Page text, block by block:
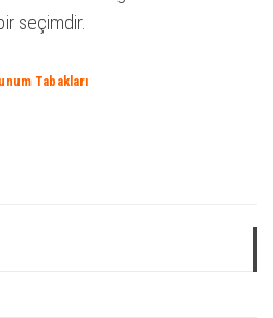
seçimdir.
Tabakları